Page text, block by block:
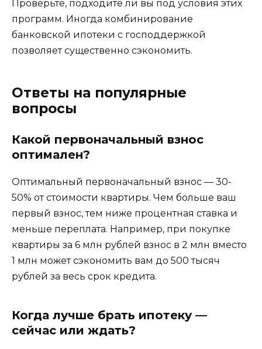
Проверьте, подходите ли вы под условия этих
программ. Иногда комбинирование
банковской ипотеки с господдержкой
позволяет существенно сэкономить.
Ответы на популярные
вопросы
Какой первоначальный взнос
оптимален?
Оптимальный первоначальный взнос — 30-
50% от стоимости квартиры. Чем больше ваш
первый взнос, тем ниже процентная ставка и
меньше переплата. Например, при покупке
квартиры за 6 млн рублей взнос в 2 млн вместо
1 млн может сэкономить вам до 500 тысяч
рублей за весь срок кредита.
Когда лучше брать ипотеку —
сейчас или ждать?